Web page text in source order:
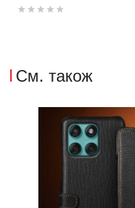
См. також